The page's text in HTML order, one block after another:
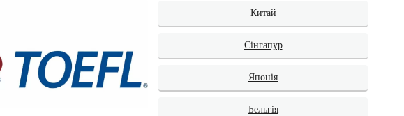
Китай
Сінгапур
Японія
Бельгія